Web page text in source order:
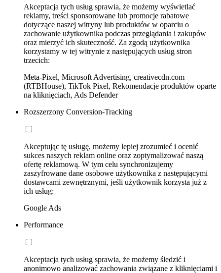
Akceptacja tych usług sprawia, że możemy wyświetlać
reklamy, treści sponsorowane lub promocje rabatowe
dotyczące naszej witryny lub produktów w oparciu o
zachowanie użytkownika podczas przeglądania i zakupów
oraz mierzyć ich skuteczność. Za zgodą użytkownika
korzystamy w tej witrynie z następujących usług stron
trzecich:
Meta-Pixel, Microsoft Advertising, creativecdn.com
(RTBHouse), TikTok Pixel, Rekomendacje produktów oparte
na kliknięciach, Ads Defender
Rozszerzony Conversion-Tracking
Akceptując tę usługę, możemy lepiej zrozumieć i ocenić
sukces naszych reklam online oraz zoptymalizować naszą
ofertę reklamową. W tym celu synchronizujemy
zaszyfrowane dane osobowe użytkownika z następującymi
dostawcami zewnętrznymi, jeśli użytkownik korzysta już z
ich usług:
Google Ads
Performance
Akceptacja tych usług sprawia, że możemy śledzić i
anonimowo analizować zachowania związane z kliknięciami i